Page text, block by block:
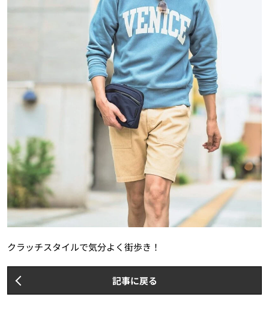
クラッチスタイルで気分よく街歩き！
記事に戻る